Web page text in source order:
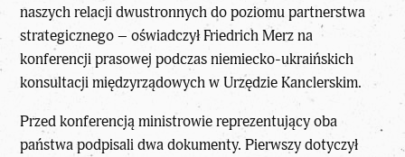
naszych relacji dwustronnych do poziomu partnerstwa
strategicznego – oświadczyłFriedrich Merzna
konferencji prasowej podczas niemiecko-ukraińskich
konsultacji międzyrządowych w Urzędzie Kanclerskim.
Przed konferencją ministrowie reprezentujący oba
państwa podpisali dwa dokumenty. Pierwszy dotyczył